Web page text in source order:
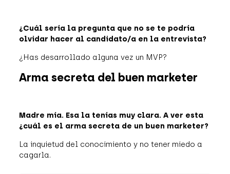
¿Cuál sería la pregunta que no se te podría
olvidar hacer al candidato/a en la entrevista?
¿Has desarrollado alguna vez un MVP?
Arma secreta del buen marketer
Madre mía. Esa la tenías muy clara. A ver esta
¿cuál es el arma secreta de un buen marketer?
La inquietud del conocimiento y no tener miedo a
cagarla.